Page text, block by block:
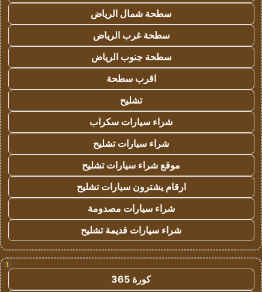
سطحة شمال الرياض
سطحة غرب الرياض
سطحة جنوب الرياض
اقرب سطحة
تشليح
شراء سيارات سكراب
شراء سيارات تشليح
موقع شراء سيارات تشليح
ارقام يشترون سيارات تشليح
شراء سيارات مصدومة
شراء سيارات قديمة تشليح
!
كورة 365